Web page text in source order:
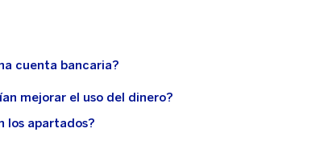
cuenta bancaria?
mejorar el uso del dinero?
los apartados?